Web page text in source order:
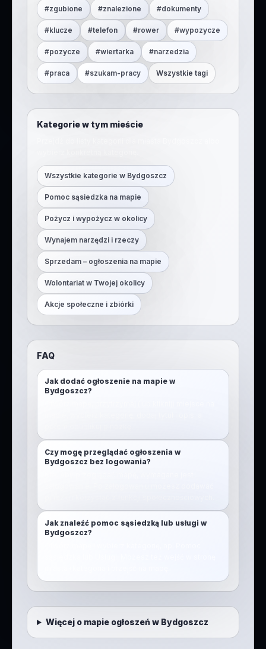
#zgubione #znalezione #dokumenty
#klucze #telefon #rower #wypozycze
#pozycze #wiertarka #narzedzia
#praca #szukam-pracy Wszystkie tagi
Kategorie w tym mieście
Wszystkie kategorie w Bydgoszcz
Pomoc sąsiedzka na mapie
Pożycz i wypożycz w okolicy
Wynajem narzędzi i rzeczy
Sprzedam – ogłoszenia na mapie
Wolontariat w Twojej okolicy
Akcje społeczne i zbiórki
FAQ
Jak dodać ogłoszenie na mapie w
Bydgoszcz?
Czy mogę przeglądać ogłoszenia w
Bydgoszcz bez logowania?
Jak znaleźć pomoc sąsiedzką lub usługi w
Bydgoszcz?
Więcej o mapie ogłoszeń w Bydgoszcz